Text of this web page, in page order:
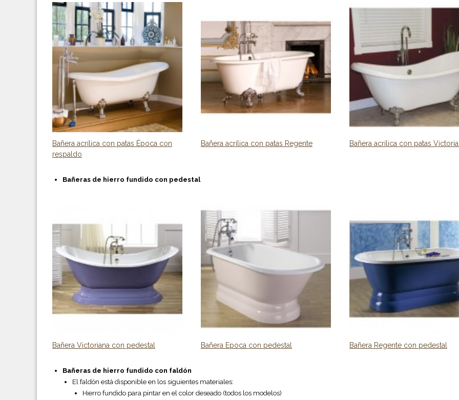
Bañera acrílica con patas Época con
respaldo
Bañera acrílica con patas Regente Bañera acrílica con patas
Bañeras de hierro fundido con pedestal
Bañera Victoriana con pedestal Bañera Epoca con pedestal Bañera Regente con pedestal
Bañeras de hierro fundido con faldón
El faldón está disponible en los siguientes materiales:
Hierro fundido para pintar en el color deseado (todos los modelos)